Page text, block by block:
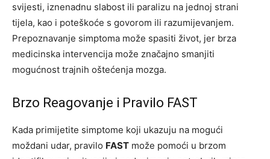
svijesti, iznenadnu slabost ili paralizu na jednoj strani
tijela, kao i poteškoće s govorom ili razumijevanjem.
Prepoznavanje simptoma može spasiti život, jer brza
medicinska intervencija može značajno smanjiti
mogućnost trajnih oštećenja mozga.
Brzo Reagovanje i Pravilo FAST
Kada primijetite simptome koji ukazuju na mogući
moždani udar, pravilo FAST može pomoći u brzom